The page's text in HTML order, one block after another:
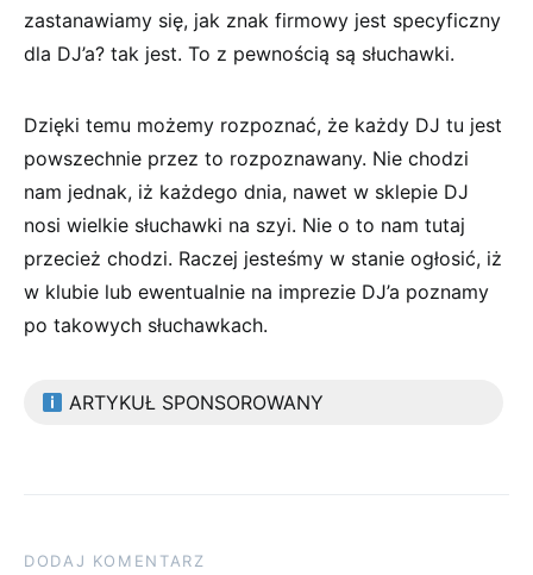
zastanawiamy się, jak znak firmowy jest specyficzny
dla DJ’a? tak jest. To z pewnością są słuchawki.
Dzięki temu możemy rozpoznać, że każdy DJ tu jest
powszechnie przez to rozpoznawany. Nie chodzi
nam jednak, iż każdego dnia, nawet w sklepie DJ
nosi wielkie słuchawki na szyi. Nie o to nam tutaj
przecież chodzi. Raczej jesteśmy w stanie ogłosić, iż
w klubie lub ewentualnie na imprezie DJ’a poznamy
po takowych słuchawkach.
ARTYKUŁ SPONSOROWANY
DODAJ KOMENTARZ